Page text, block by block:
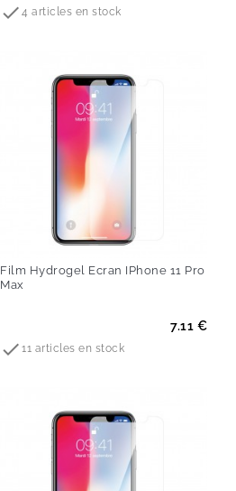
4 articles en stock
Film Hydrogel Ecran IPhone 11 Pro
Max
7.11 €
11 articles en stock